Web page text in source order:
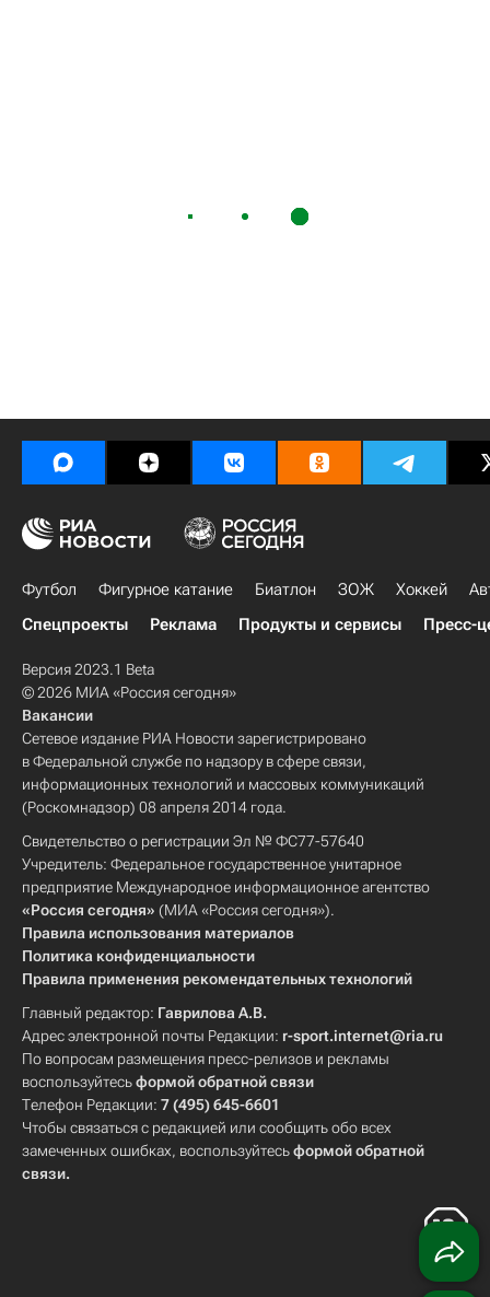
Футбол Фигурное катание Биатлон ЗОЖ Хоккей
Спецпроекты
Реклама Продукты и сервисы Пресс-
Версия 2023.1 Beta
© 2026 МИА «Россия сегодня»
Вакансии
Сетевое издание РИА Новости зарегистрировано
в Федеральной службе по надзору в сфере связи,
информационных технологий и массовых коммуникаций
(Роскомнадзор) 08 апреля 2014 года.
Свидетельство о регистрации Эл № ФС77-57640
Учредитель: Федеральное государственное унитарное
предприятие Международное информационное агентство
«Россия сегодня» (МИА «Россия сегодня»).
Правила использования материалов
Политика конфиденциальности
Правила применения рекомендательных технологий
Главный редактор: Гаврилова А.В.
Адрес электронной почты Редакции: r-sport.internet@ria.ru
По вопросам размещения пресс-релизов и рекламы
воспользуйтесьформой обратной связи
Телефон Редакции: 7 (495) 645-6601
Чтобы связаться с редакцией или сообщить обо всех
замеченных ошибках, воспользуйтесьформой обратной
связи.